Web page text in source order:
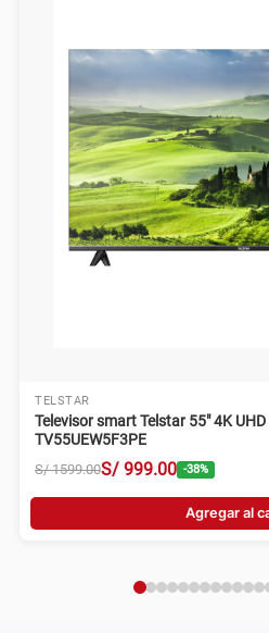
TELSTAR
Televisor smart Telstar 55" 4K UHD
TV55UEW5F3PE
S/ 1599.00S/ 999.00 -38%
Agregar al